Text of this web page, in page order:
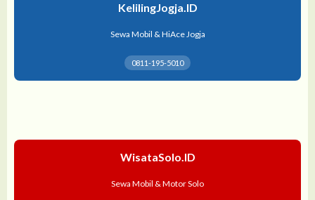
KelilingJogja.ID
Sewa Mobil & HiAce Jogja
0811-195-5010
WisataSolo.ID
Sewa Mobil & Motor Solo